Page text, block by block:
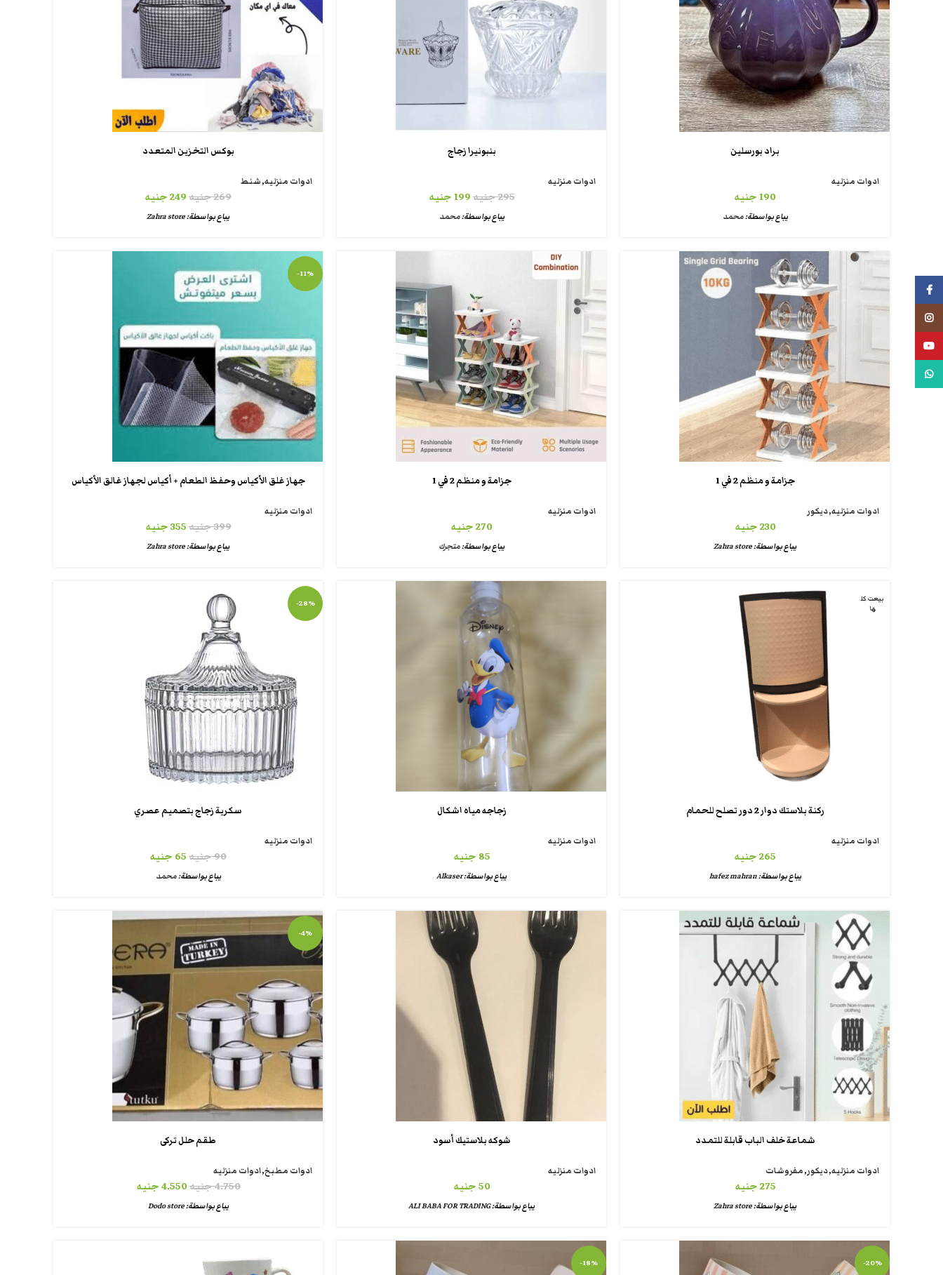
براد بورسلين
ادوات منزليه
190جنيه
يباع بواسطة:محمد
بنبونيرا زجاج
ادوات منزليه
295جنيه199جنيه
يباع بواسطة:محمد
بوكس التخزين المتعدد
ادوات منزليه,شنط
269جنيه249جنيه
يباع بواسطة:Zahra store
جزامة و منظم 2 في 1
ادوات منزليه,ديكور
230جنيه
يباع بواسطة:Zahra store
جزامة و منظم 2 في 1
ادوات منزليه
270جنيه
يباع بواسطة:متجرك
-11%
جهاز غلق الأكياس وحفظ الطعام + أكياس لجهاز غالق الأكياس
ادوات منزليه
399جنيه355جنيه
يباع بواسطة:Zahra store
بيعت كل
ها
ركنة بلاستك دوار 2 دور تصلح للحمام
ادوات منزليه
265جنيه
يباع بواسطة:hafez mahran
زجاجه مياه اشكال
ادوات منزليه
85 جنيه
يباع بواسطة:Alkaser
-28%
سكرية زجاج بتصميم عصري
ادوات منزليه
90جنيه65 جنيه
يباع بواسطة:محمد
شماعة خلف الباب قابلة للتمدد
ادوات منزليه,ديكور,مفروشات
275جنيه
يباع بواسطة:Zahra store
شوكه بلاستيك أسود
ادوات منزليه
50جنيه
يباع بواسطة:ALI BABA FOR TRADING
-4%
طقم حلل تركى
ادوات مطبخ,ادوات منزليه
4.750جنيه4.550جنيه
يباع بواسطة:Dodo store
-20%
-18%
فيسبوك